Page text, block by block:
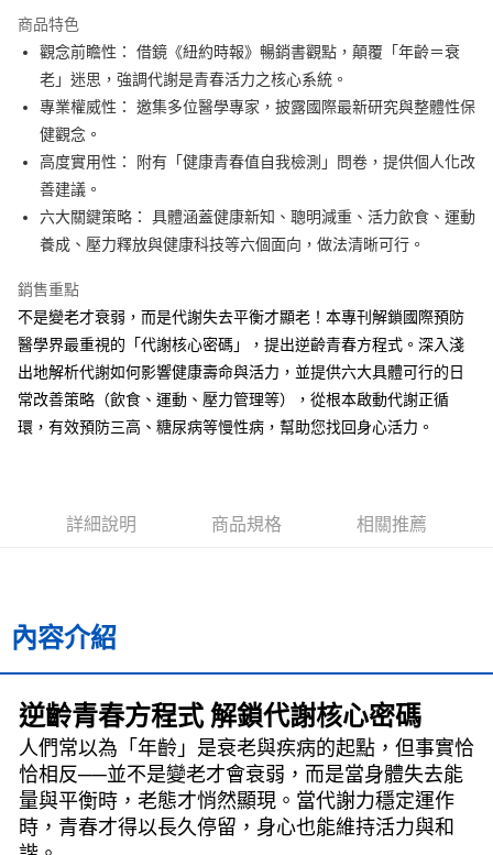
Apple Pay
街口支付
悠遊付
ATM付款
運送方式
每筆NT$50，滿NT$499(含以上)免運費
付款後全家取貨
7-11取貨付款
每筆NT$60，滿NT$799(含以上)免運費
每筆NT$200，滿NT$99,999(含以上)免運費
雜誌海外運費 查看運費
數位商品海外免運 查看運費
商品特色
觀念前瞻性： 借鏡《紐約時報》暢銷書觀點，顛覆「年齡＝衰
老」迷思，強調代謝是青春活力之核心系統。
專業權威性： 邀集多位醫學專家，披露國際最新研究與整體性保
健觀念。
高度實用性： 附有「健康青春值自我檢測」問卷，提供個人化改
善建議。
六大關鍵策略： 具體涵蓋健康新知、聰明減重、活力飲食、運動
養成、壓力釋放與健康科技等六個面向，做法清晰可行。
銷售重點
不是變老才衰弱，而是代謝失去平衡才顯老！本專刊解鎖國際預防
醫學界最重視的「代謝核心密碼」，提出逆齡青春方程式。深入淺
出地解析代謝如何影響健康壽命與活力，並提供六大具體可行的日
常改善策略（飲食、運動、壓力管理等），從根本啟動代謝正循
環，有效預防三高、糖尿病等慢性病，幫助您找回身心活力。
詳細說明 商品規格 相關推薦
內容介紹
逆齡青春方程式 解鎖代謝核心密碼
人們常以為「年齡」是衰老與疾病的起點，但事實恰
恰相反──並不是變老才會衰弱，而是當身體失去能
量與平衡時，老態才悄然顯現。當代謝力穩定運作
時，青春才得以長久停留，身心也能維持活力與和